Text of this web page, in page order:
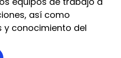
así como
y conocimiento del